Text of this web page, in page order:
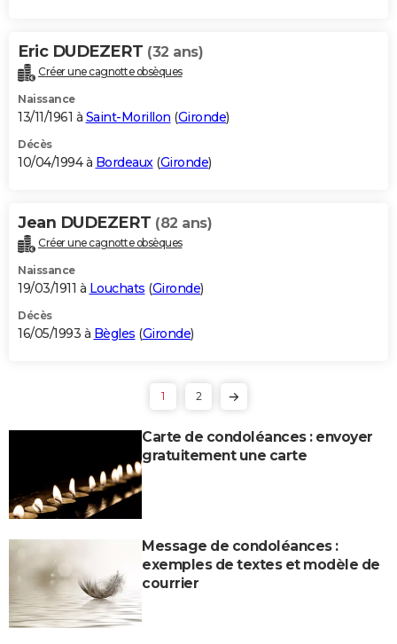
Eric DUDEZERT (32 ans)
Créer une cagnotte obsèques
Naissance
13/11/1961 à Saint-Morillon (Gironde)
Décès
10/04/1994 à Bordeaux(Gironde)
Jean DUDEZERT (82 ans)
Créer une cagnotte obsèques
Naissance
19/03/1911 à Louchats (Gironde)
Décès
16/05/1993 à Bègles (Gironde)
1 2
Carte de condoléances : envoyer
gratuitement une carte
Message de condoléances :
exemples de textes et modèle de
courrier